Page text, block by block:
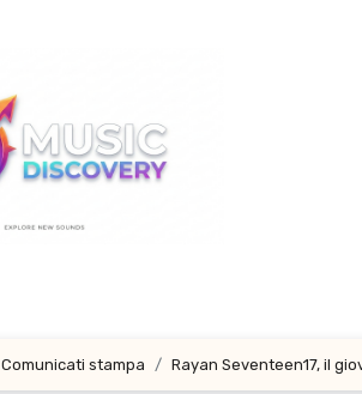
Comunicati stampa Rayan Seventeen17, il